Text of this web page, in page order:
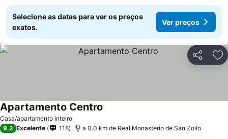
Selecione as datas para ver os preços
exatos.
Ver preços
Partilhar
Casa/apartamento inteiro
Apartamento Centro
9,2 Excelente 118 a 0.0 km de Real Monasterio de San Zoilo